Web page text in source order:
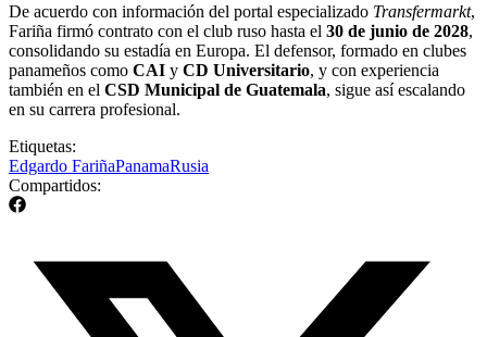
De acuerdo con información del portal especializado Transfermarkt,
Fariña firmó contrato con el club ruso hasta el 30 de junio de 2028,
consolidando su estadía en Europa. El defensor, formado en clubes
panameños como CAI y CD Universitario, y con experiencia
también en el CSD Municipal de Guatemala, sigue así escalando
en su carrera profesional.
Etiquetas:
Edgardo FariñaPanamaRusia
Compartidos: